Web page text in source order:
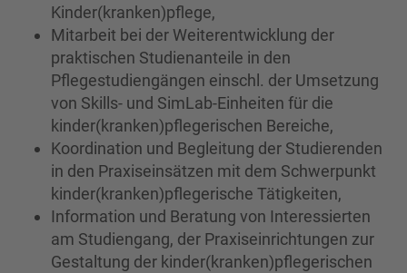
Kinder(kranken)pflege,
Mitarbeit bei der Weiterentwicklung der
praktischen Studienanteile in den
Pflegestudiengängen einschl. der Umsetzung
von Skills- und SimLab-Einheiten für die
kinder(kranken)pflegerischen Bereiche,
Koordination und Begleitung der Studierenden
in den Praxiseinsätzen mit dem Schwerpunkt
kinder(kranken)pflegerische Tätigkeiten,
Information und Beratung von Interessierten
am Studiengang, der Praxiseinrichtungen zur
Gestaltung der kinder(kranken)pflegerischen